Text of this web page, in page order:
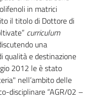
in matrici
il titolo di Dottore di
curriculum
una
qualità e destinazione
2012 le è stato
nell’ambito delle
disciplinare “AGR/02 –